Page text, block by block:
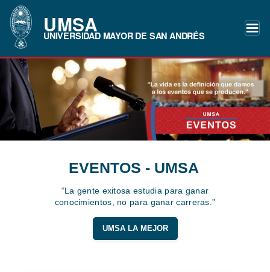
UMSA
UNIVERSIDAD MAYOR DE SAN ANDRÉS
EVENTOS - UMSA
“La gente exitosa estudia para ganar
conocimientos, no para ganar carreras.”
UMSA LA MEJOR